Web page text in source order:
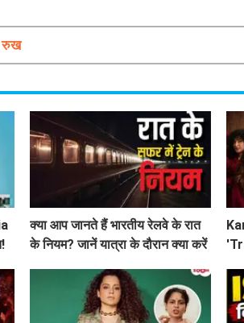
रुख
क्या आप जानते हैं भारतीय रेलवे के रात
के नियम? जानें यात्रा के दौरान क्या करें